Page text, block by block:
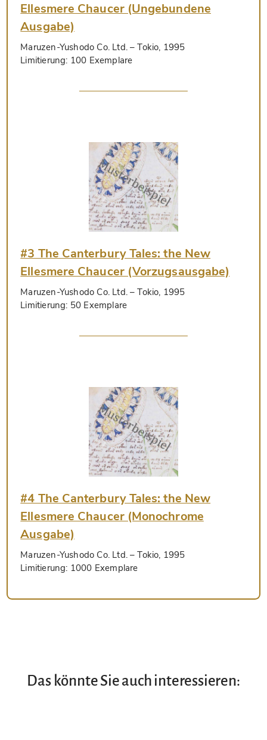
Ellesmere Chaucer (Ungebundene
Ausgabe)
Maruzen-Yushodo Co. Ltd.– Tokio, 1995
Limitierung: 100 Exemplare
#3 The Canterbury Tales: the New
Ellesmere Chaucer (Vorzugsausgabe)
Maruzen-Yushodo Co. Ltd.– Tokio, 1995
Limitierung: 50 Exemplare
#4 The Canterbury Tales: the New
Ellesmere Chaucer (Monochrome
Ausgabe)
Maruzen-Yushodo Co. Ltd.– Tokio, 1995
Limitierung: 1000 Exemplare
Das könnte Sie auch interessieren: